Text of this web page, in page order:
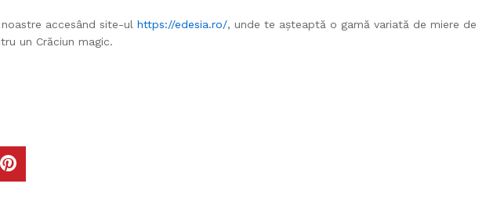
accesând site-ul https://edesia.ro/, unde te așteaptă o gamă variată de miere de
un Crăciun magic.